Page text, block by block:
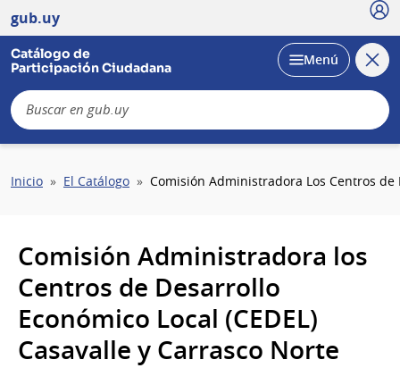
gub.uy
Catálogo de
Participación Ciudadana
Desplegar
Menú
Sobrescribir
navegación
Inicio El Catálogo Comisión Administradora Los Centros de
Comisión Administradora los
Centros de Desarrollo
Económico Local (CEDEL)
Casavalle y Carrasco Norte